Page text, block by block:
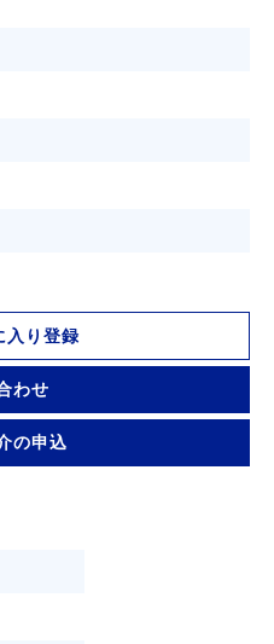
入り登録
わせ
の申込